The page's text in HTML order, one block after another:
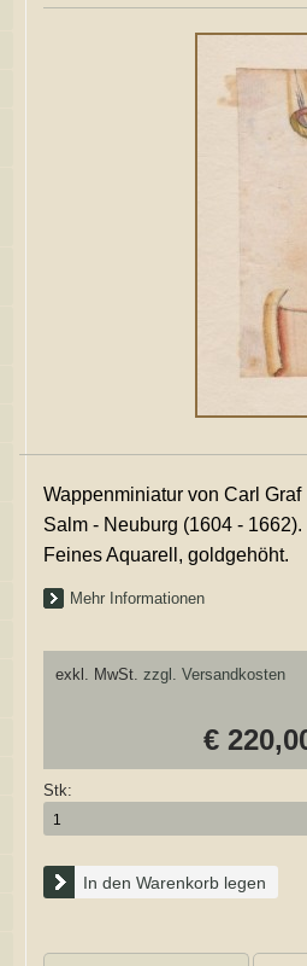
Wappenminiatur von Carl Graf
Salm - Neuburg (1604 - 1662).
Feines Aquarell, goldgehöht.
Mehr Informationen
exkl. MwSt. zzgl. Versandkosten
€
Stk:
In den Warenkorb legen